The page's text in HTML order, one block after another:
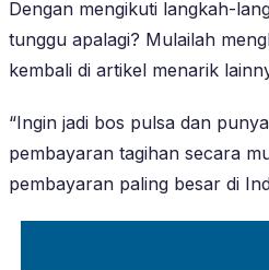
Dengan mengikuti langkah-
tunggu apalagi? Mulailah
kembali di artikel menarik
“Ingin jadi bos pulsa dan
pembayaran tagihan secara
pembayaran paling besar di